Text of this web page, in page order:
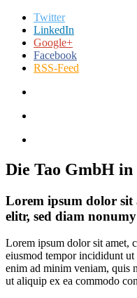
Twitter
LinkedIn
Google+
Facebook
RSS-Feed
Die Tao GmbH
Lorem ipsum dolor sit
elitr, sed diam
Lorem ipsum dolor sit amet,
eiusmod tempor incididunt
enim ad minim veniam, quis
ut aliquip ex ea commodo